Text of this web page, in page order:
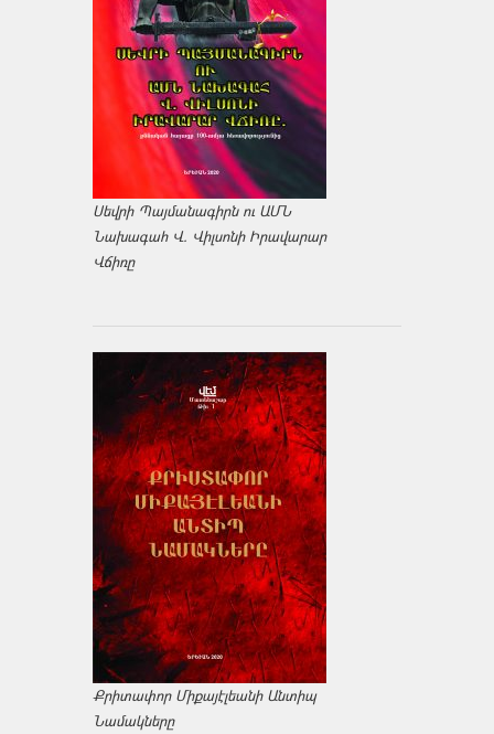
Սեվրի Պայմանագիրն ու ԱՄՆ
Նախագահ Վ. Վիլսոնի Իրավարար
Վճիռը
Քրիտափոր Միքայէլեանի Անտիպ
Նամակները